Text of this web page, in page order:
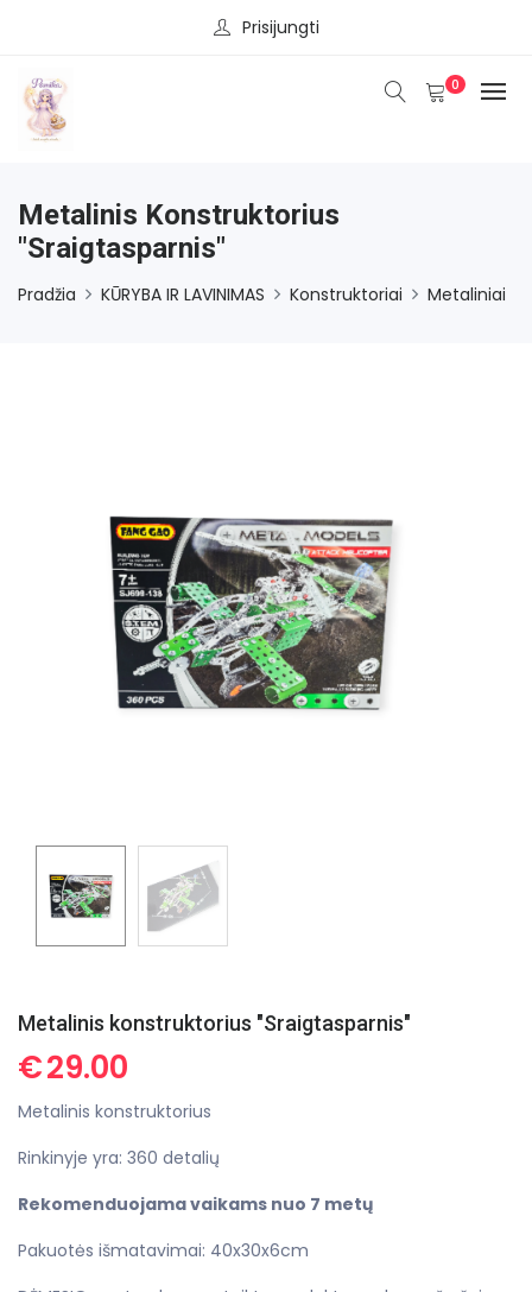
Prisijungti
0
Metalinis Konstruktorius
"Sraigtasparnis"
Pradžia KŪRYBA IR LAVINIMAS Konstruktoriai Metaliniai
Metalinis konstruktorius "Sraigtasparnis"
€29.00
Metalinis konstruktorius
Rinkinyje yra: 360 detalių
Rekomenduojama vaikams nuo 7 metų
Pakuotės išmatavimai: 40x30x6cm